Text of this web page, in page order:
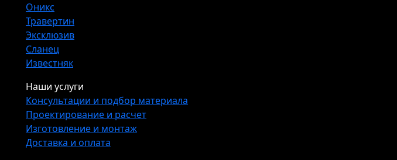
Оникс
Травертин
Эксклюзив
Сланец
Известняк
Наши услуги
Консультации и подбор материала
Проектирование и расчет
Изготовление и монтаж
Доставка и оплата